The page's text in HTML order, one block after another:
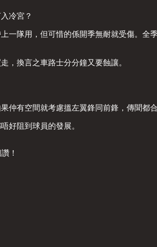
冷宮？
一隊用，但可惜的係開季無耐就受傷。
，換言之車路士分分鐘又要蝕讓。
仲有空間就考慮搵左翼鋒同前鋒，傳聞都
好阻到球員的發展。
！